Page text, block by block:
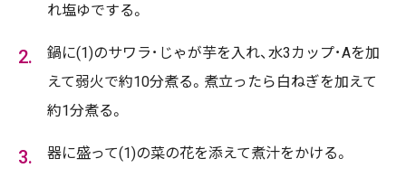
れ塩ゆでする。
鍋に(1)のサワラ･じゃが芋を入れ、水3カップ･Aを加
えて弱火で約10分煮る。煮立ったら白ねぎを加えて
約1分煮る。
器に盛って(1)の菜の花を添えて煮汁をかける。